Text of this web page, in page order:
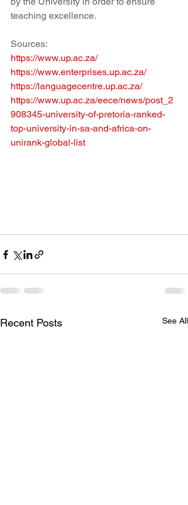
teaching excellence.
Sources:
https://www.up.ac.za/
https://www.enterprises.up.ac.za/
https://languagecentre.up.ac.za/
https://www.up.ac.za/eece/news/post_2
908345-university-of-pretoria-ranked-
top-university-in-sa-and-africa-on-
unirank-global-list
Recent Posts See All